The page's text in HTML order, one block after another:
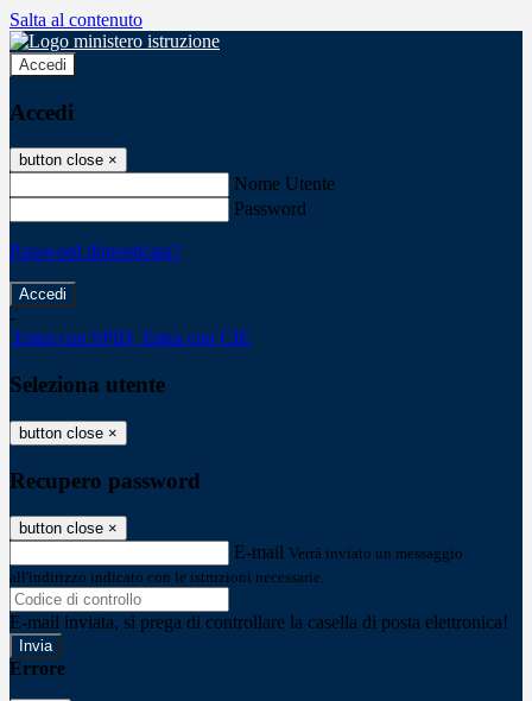
Salta al contenuto
Accedi
Accedi
button close ×
Nome Utente
Password
Password dimenticata?
-
Entra con SPID Entra con CIE
Seleziona utente
button close ×
Recupero password
button close ×
E-mail Verrà inviato un messaggio
all'indirizzo indicato con le istruzioni necessarie.
E-mail inviata, si prega di controllare la casella di posta elettronica!
Errore